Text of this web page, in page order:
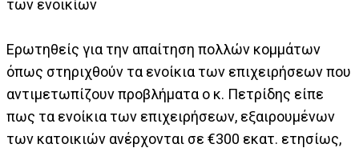
των ενοικίων
Ερωτηθείς για την απαίτηση πολλών κομμάτων
όπως στηριχθούν τα ενοίκια των επιχειρήσεων που
αντιμετωπίζουν προβλήματα ο κ. Πετρίδης είπε
πως τα ενοίκια των επιχειρήσεων, εξαιρουμένων
των κατοικιών ανέρχονται σε €300 εκατ. ετησίως,